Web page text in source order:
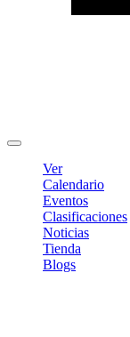
Ver
Calendario
Eventos
Clasificaciones
Noticias
Tienda
Blogs